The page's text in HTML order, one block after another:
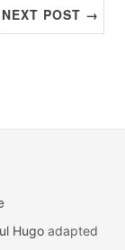
NEXT POST →
Hugo adapted